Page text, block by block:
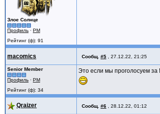
Злое Солнце
Профиль · PM
Рейтинг (ф): 91
macomics Сообщ. #5 27.12.22, 21:25
Senior Member
Профиль · PM
Рейтинг (ф): 34
Это если мы проголосуем за
Qraizer Сообщ. #6 28.12.22, 01:12